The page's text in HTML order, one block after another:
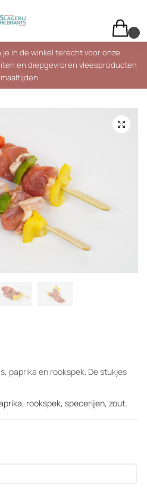
in de winkel terecht voor onze
en diepgevroren vleesproducten
paprika en rookspek. De stukjes
rookspek, specerijen, zout.